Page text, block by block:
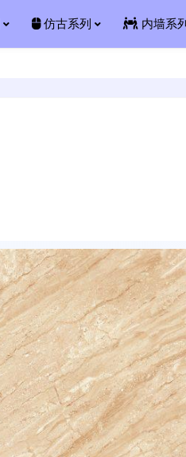
仿古系列 内墙系